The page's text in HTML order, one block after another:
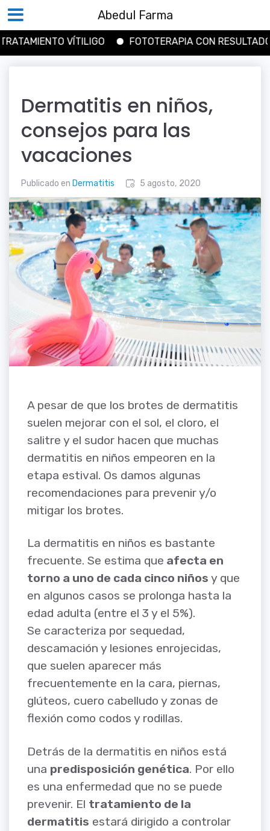
VÍTILIGO
FOTOTERAPIA CON RESULTADOS
Dermatitis en niños,
consejos para las
vacaciones
5 agosto, 2020
Publicado en Dermatitis
A pesar de que los brotes de dermatitis
suelen mejorar con el sol, el cloro, el
salitre y el sudor hacen que muchas
dermatitis en niños empeoren en la
etapa estival. Os damos algunas
recomendaciones para prevenir y/o
mitigar los brotes.
La dermatitis en niños es bastante
frecuente. Se estima que afecta en
torno a uno de cada cinco niños y que
en algunos casos se prolonga hasta la
edad adulta (entre el 3 y el 5%).
Se caracteriza por sequedad,
descamación y lesiones enrojecidas,
que suelen aparecer más
frecuentemente en la cara, piernas,
glúteos, cuero cabelludo y zonas de
flexión como codos y rodillas.
Detrás de la dermatitis en niños está
una predisposición genética. Por ello
es una enfermedad que no se puede
prevenir. El tratamiento de la
dermatitis estará dirigido a controlar
Abedul Farma